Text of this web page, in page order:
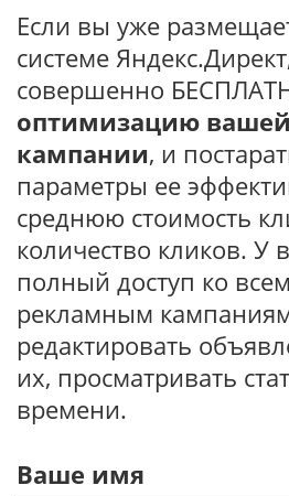
Если вы уже
системе
совершенно
оптимизацию
кампании, и
параметры ее
среднюю стоимость
количество кликов. У
полный доступ ко
рекламным
редактировать
их, просматривать
времени.
Ваше имя